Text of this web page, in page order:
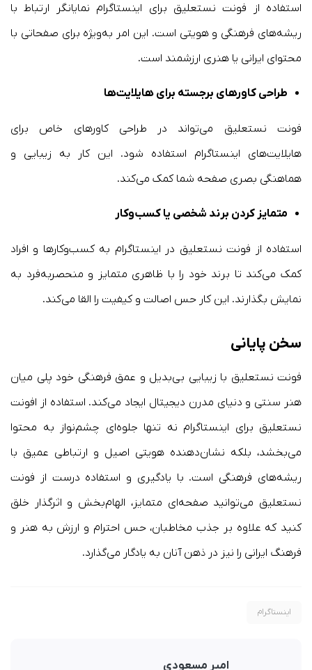
استفاده از فونت نستعلیق برای اینستاگرام نمایانگر ارتباط با
ریشه‌های فرهنگی و هویتی است. این امر به‌ویژه برای صفحاتی با
محتوای ایرانی یا هنری ارزشمند است.
طراحی کاورهای برجسته برای هایلایت‌ها
فونت نستعلیق می‌تواند در طراحی کاورهای خاص برای
هایلایت‌های اینستاگرام استفاده شود. این کار به زیبایی و
هماهنگی بصری صفحه شما کمک می‌کند.
متمایز کردن برند شخصی یا کسب‌وکار
استفاده از فونت نستعلیق در اینستاگرام به کسب‌وکارها و افراد
کمک می‌کند تا برند خود را با ظاهری متمایز و منحصربه‌فرد به
نمایش بگذارند. این کار حس اصالت و کیفیت را القا می‌کند.
سخن پایانی
فونت نستعلیق با زیبایی بی‌بدیل و عمق فرهنگی خود پلی میان
هنر سنتی و دنیای مدرن دیجیتال ایجاد می‌کند. استفاده از افونت
نستعلیق برای اینستاگرام نه تنها جلوه‌ای چشم‌نواز به محتوا
می‌بخشد، بلکه نشان‌دهنده هویتی اصیل و ارتباطی عمیق با
ریشه‌های فرهنگی است. با یادگیری و استفاده درست از فونت
نستعلیق می‌توانید صفحه‌ای متمایز، الهام‌بخش و اثرگذار خلق
کنید که علاوه بر جذب مخاطبان، حس احترام و ارزش به هنر و
فرهنگ ایرانی را نیز در ذهن آنان به یادگار می‌گذارد.
اینستاگرام
امیر مسعودی